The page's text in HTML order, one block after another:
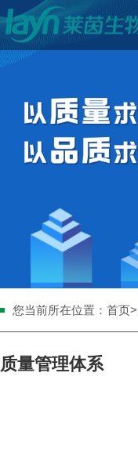
您当前所在位置： 首页>
质量管理体系